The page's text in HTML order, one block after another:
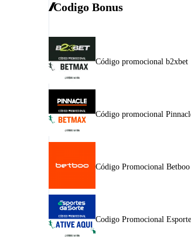
Codigo Bonus
Código promocional b2xbet
Código promocional
Código Promocional Betboo
Codigo Promocional